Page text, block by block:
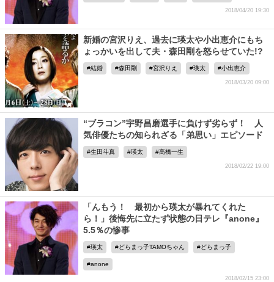
2018/04/20 19:30
新婚の宮沢りえ、過去に瑛太や小出恵介にもち
ょっかいを出して夫・森田剛を怒らせていた!?
結婚 森田剛 宮沢りえ 瑛太 小出恵介
2018/03/20 09:00
“ブラコン”宇野昌磨選手に負けず劣らず！ 人
気俳優たちの知られざる「弟思い」エピソード
生田斗真 瑛太 高橋一生
2018/02/22 19:00
「んもう！ 最初から瑛太が暴れてくれた
ら！」後悔先に立たず状態の日テレ『anone』
5.5％の惨事
瑛太 どらまっ子TAMOちゃん どらまっ子
anone
2018/02/15 23:00